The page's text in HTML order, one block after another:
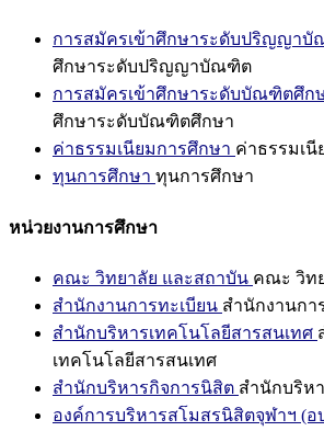
การสมัครเข้าศึกษาระดับปริญญา
ศึกษาระดับปริญญาบัณฑิต
การสมัครเข้าศึกษาระดับบัณฑิตศึก
ศึกษาระดับบัณฑิตศึกษา
ค่าธรรมเนียมการศึกษา ค่าธรรมเ
ทุนการศึกษา ทุนการศึกษา
หน่วยงานการศึกษา
คณะ วิทยาลัย และสถาบัน คณะ วิท
สำนักงานการทะเบียน สำนักงานกา
สำนักบริหารเทคโนโลยีสารสนเทศ
เทคโนโลยีสารสนเทศ
สำนักบริหารกิจการนิสิต สำนักบริห
องค์การบริหารสโมสรนิสิตจุฬาฯ (อ